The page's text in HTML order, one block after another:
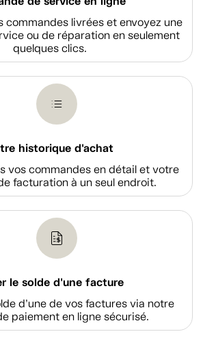
commandes livrées et envoyez une
ou de réparation en seulement
quelques clics.
historique d'achat
vos commandes en détail et votre
facturation à un seul endroit.
le solde d'une facture
d’une de vos factures via notre
paiement en ligne sécurisé.